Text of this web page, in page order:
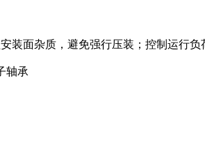
面杂质，避免强行压装；控制运行负